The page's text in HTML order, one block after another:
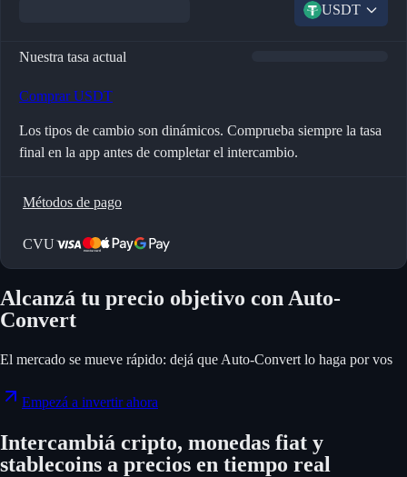
USDT
Nuestra tasa actual
Comprar USDT
Los tipos de cambio son dinámicos. Comprueba siempre la tasa
final en la app antes de completar el intercambio.
Métodos de pago
CVU
Alcanzá tu precio objetivo con Auto-
Convert
El mercado se mueve rápido: dejá que Auto-Convert lo haga por vos
Empezá a invertir ahora
Intercambiá cripto, monedas fiat y
stablecoins a precios en tiempo real